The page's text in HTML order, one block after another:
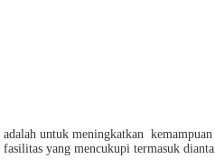
untuk meningkatkan
yang mencukupi termasuk